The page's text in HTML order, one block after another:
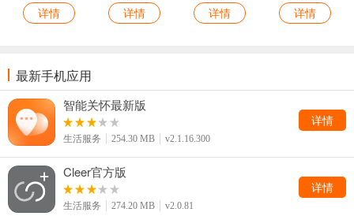
详情
详情
详情
详情
最新手机应用
智能关怀最新版
生活服务 254.30 MB v2.1.16.300
详情
Cleer官方版
生活服务 274.20 MB v2.0.81
详情